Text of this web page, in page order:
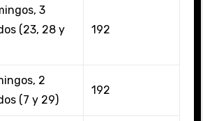
3
(23, 28 y
192
2
(7 y 29)
192